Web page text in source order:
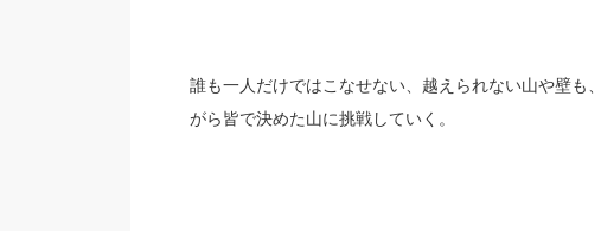
誰も一人だけではこなせない、越えられない山や壁も、
がら皆で決めた山に挑戦していく。